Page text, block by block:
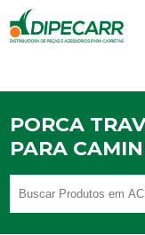
PORCA
PARA